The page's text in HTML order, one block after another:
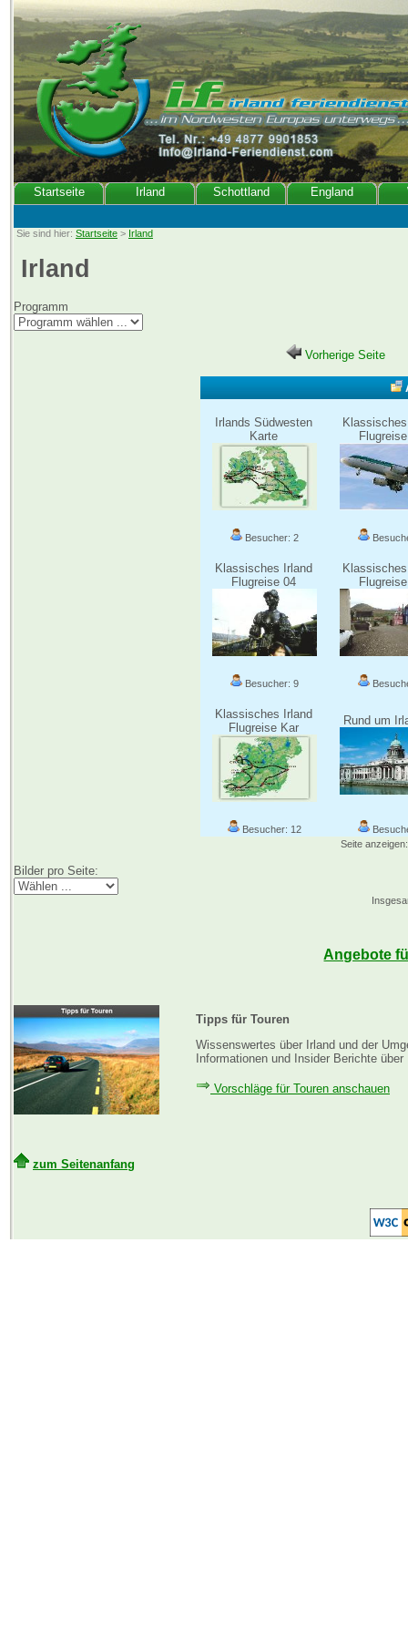
Startseite Irland Schottland England
Sie sind hier: Startseite > Irland
Irland
Programm
Vorherige Seite
Irlands Südwesten
Karte
Besucher: 2
Klassisches Irland
Flugreise 04
Besucher: 9
Klassisches Irland
Flugreise Kar
Rund um
Besucher: 12
Seite anzeigen:
Bilder pro Seite:
Angebote
Tipps für Touren
Wissenswertes über Irland und der
Informationen und Insider Berichte
Vorschläge für Touren anschauen
zum Seitenanfang